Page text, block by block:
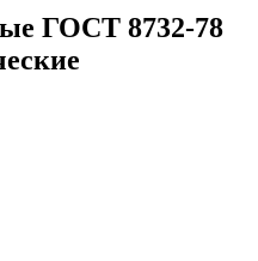
ГОСТ 8732-78